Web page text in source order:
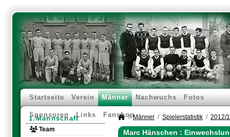
Startseite Verein Männer Nachwuchs Fotos
Sponsoren Links Fanshop
1.Mannschaft
Team
Männer Spielerstatistik 2012/
Marc Hänschen :